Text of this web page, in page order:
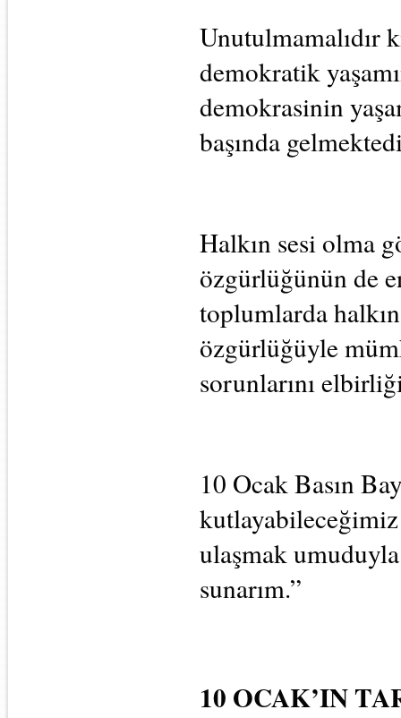
Unutulmamalıdır
demokratik
demokrasinin
başında
Halkın sesi olma
özgürlüğünün de
toplumlarda
özgürlüğüyle
sorunlarını
10 Ocak Basın
ulaşmak
sunarım.”
10 OCAK’IN